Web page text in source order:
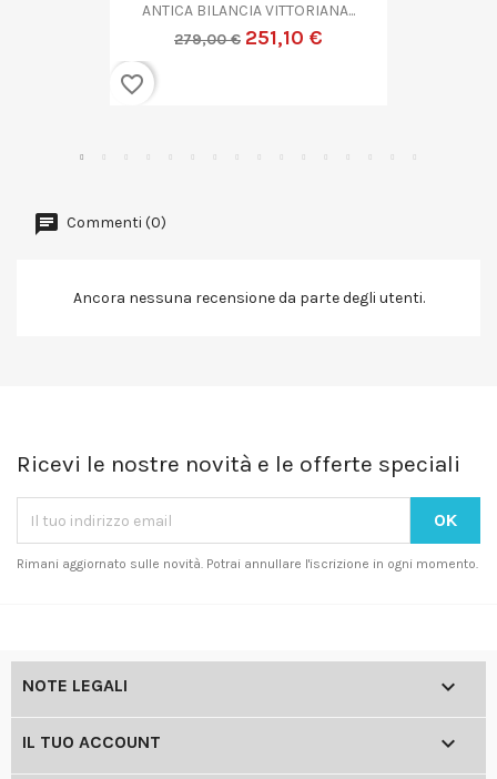
ANTICA COPPIA CANDELIERE...
399,00 €
Commenti (0)
Ancora nessuna recensione da parte degli utenti.
Ricevi le nostre novità e le offerte speciali
Rimani aggiornato sulle novità. Potrai annullare l'iscrizione in ogni momento.
NOTE LEGALI 
IL TUO ACCOUNT 